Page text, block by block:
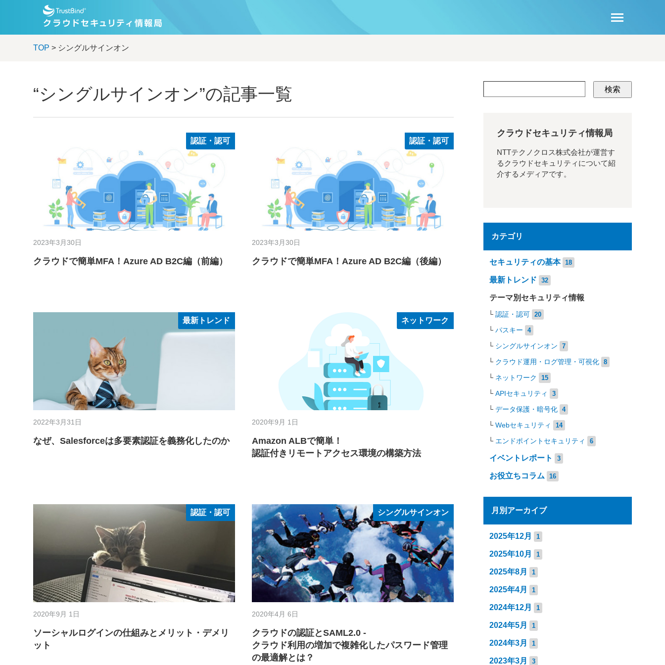
TOP > シングルサインオン
“シングルサインオン”の記事一覧
認証・認可
2023年3月30日
クラウドで簡単MFA！Azure AD B2C編（前編）
認証・認可
2023年3月30日
クラウドで簡単MFA！Azure AD B2C編（後編）
最新トレンド
2022年3月31日
なぜ、Salesforceは多要素認証を義務化したのか
ネットワーク
2020年9月 1日
Amazon ALBで簡単！
認証付きリモートアクセス環境の構築方法
認証・認可
2020年9月 1日
ソーシャルログインの仕組みとメリット・デメリ
ット
シングルサインオン
2020年4月 6日
クラウドの認証とSAML2.0 -
クラウド利用の増加で複雑化したパスワード管理
の最適解とは？
検索
クラウドセキュリティ情報局
NTTテクノクロス株式会社が運営す
るクラウドセキュリティについて紹
介するメディアです。
カテゴリ
セキュリティの基本 18
最新トレンド 32
テーマ別セキュリティ情報
認証・認可 20
パスキー 4
シングルサインオン 7
クラウド運用・ログ管理・可視化 8
ネットワーク 15
APIセキュリティ 3
データ保護・暗号化 4
Webセキュリティ 14
エンドポイントセキュリティ 6
イベントレポート 3
お役立ちコラム 16
月別アーカイブ
2025年12月 1
2025年10月 1
2025年8月 1
2025年4月 1
2024年12月 1
2024年5月 1
2024年3月 1
2023年3月 3